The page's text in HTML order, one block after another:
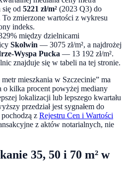
się od 5221 zł/m² (2023 Q3) do
To zmierzone wartości z wykresu
indeks.
% między dzielnicami
Skolwin — 3075 zł/m², a najdrożej
Wyspa Pucka — 13 192 zł/m².
znajduje się w tabeli na tej stronie.
mieszkania w Szczecinie” ma
o kilka procent powyżej mediany
lokalizacji lub lepszego kwartału
przedział jest sygnałem do
z Rejestru Cen i Wartości
z aktów notarialnych, nie
35, 50 i 70 m² w